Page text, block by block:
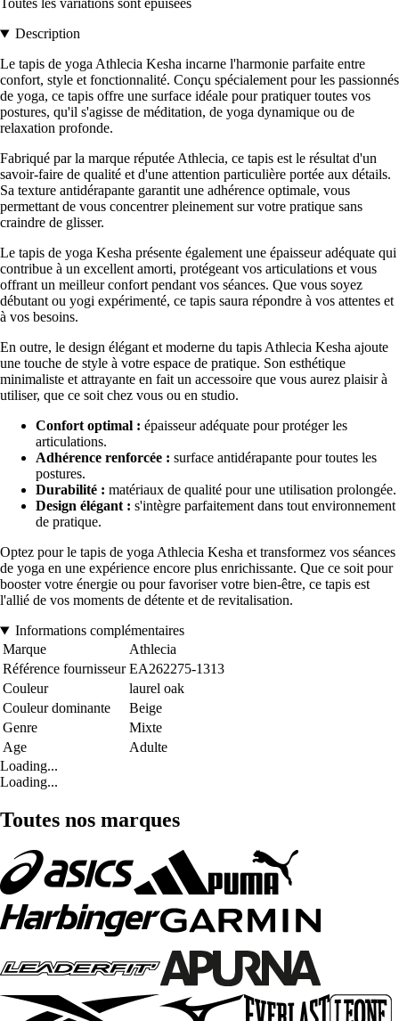
Toutes les variations sont épuisées
Description
Le tapis de yoga Athlecia Kesha incarne l'harmonie parfaite entre
confort, style et fonctionnalité. Conçu spécialement pour les passionnés
de yoga, ce tapis offre une surface idéale pour pratiquer toutes vos
postures, qu'il s'agisse de méditation, de yoga dynamique ou de
relaxation profonde.
Fabriqué par la marque réputée Athlecia, ce tapis est le résultat d'un
savoir-faire de qualité et d'une attention particulière portée aux détails.
Sa texture antidérapante garantit une adhérence optimale, vous
permettant de vous concentrer pleinement sur votre pratique sans
craindre de glisser.
Le tapis de yoga Kesha présente également une épaisseur adéquate qui
contribue à un excellent amorti, protégeant vos articulations et vous
offrant un meilleur confort pendant vos séances. Que vous soyez
débutant ou yogi expérimenté, ce tapis saura répondre à vos attentes et
à vos besoins.
En outre, le design élégant et moderne du tapis Athlecia Kesha ajoute
une touche de style à votre espace de pratique. Son esthétique
minimaliste et attrayante en fait un accessoire que vous aurez plaisir à
utiliser, que ce soit chez vous ou en studio.
Confort optimal : épaisseur adéquate pour protéger les
articulations.
Adhérence renforcée : surface antidérapante pour toutes les
postures.
Durabilité : matériaux de qualité pour une utilisation prolongée.
Design élégant : s'intègre parfaitement dans tout environnement
de pratique.
Optez pour le tapis de yoga Athlecia Kesha et transformez vos séances
de yoga en une expérience encore plus enrichissante. Que ce soit pour
booster votre énergie ou pour favoriser votre bien-être, ce tapis est
l'allié de vos moments de détente et de revitalisation.
Informations complémentaires
Marque
Athlecia
Référence fournisseur EA262275-1313
Couleur
laurel oak
Couleur dominante
Beige
Genre
Mixte
Age
Adulte
Loading...
Loading...
Toutes nos marques